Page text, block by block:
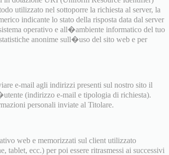
utilizzato nel sottoporre la richiesta al server, la
indicante lo stato della risposta data dal server
operativo e all�ambiente informatico del tuo
anonime sull�uso del sito web e per
e-mail agli indirizzi presenti sul nostro sito il
(indirizzo e-mail e tipologia di richiesta).
personali inviate al Titolare.
web e memorizzati sul client utilizzato
tablet, ecc.) per poi essere ritrasmessi ai successivi